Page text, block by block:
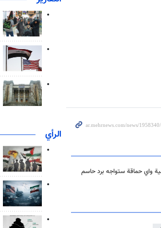
واي حماقة ستواجه برد حاسم
الرأي